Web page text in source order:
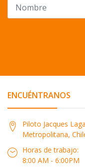
ENCUÉNTRANOS
Piloto Jacques
Metropolitana,
Horas de trabajo:
8:00 AM - 6:00PM